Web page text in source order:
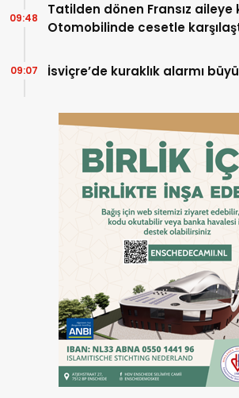
Tatilden dönen Fransız aileye
Otomobilinde cesetle
09:48
İsviçre’de kuraklık alarmı
09:07